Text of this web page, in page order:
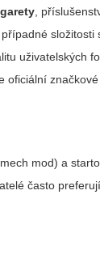
,
složitosti
uživatelských
oficiální
mod) a
často